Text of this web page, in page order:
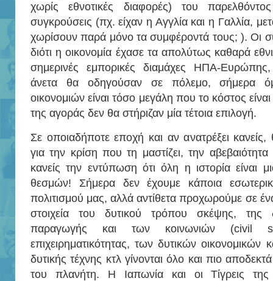
χωρίς εθνοτικές διαφορές) του
συγκρούσεις (πχ. είχαν η Αγγλία και η Γαλλία,
χωρίσουν παρά μόνο τα συμφέροντά τους; ). Οι
διότι η οικονομία έχασε τα απολύτως καθαρά
σημερινές εμπορικές διαμάχες ΗΠΑ-
άνετα θα οδηγούσαν σε πόλεμο, σήμερα
οικονομιών είναι τόσο μεγάλη που το κόστος
της αγοράς δεν θα στήριζαν μία τέτοια επιλογή.
Σε οποιαδήποτε εποχή και αν ανατρέξει
για την κρίση που τη μαστίζει, την
κανείς την εντύπωση ότι όλη η ιστορία είναι
θεσμών! Σήμερα δεν έχουμε κάποια
πολιτισμού μας, αλλά αντίθετα προχωρούμε σε
στοιχεία του δυτικού τρόπου σκέψης, της
παραγωγής και των κοινωνιών (civil
επιχειρηματικότητας, των δυτικών οικονομικών
δυτικής τέχνης κτλ γίνονται όλο και πιο
του πλανήτη. Η Ιαπωνία και οι Τίγρεις της